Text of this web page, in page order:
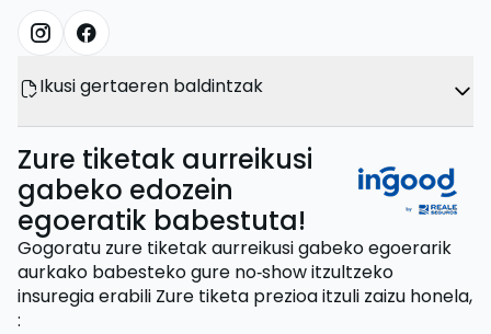
Ikusi gertaeren baldintzak
Zure tiketak aurreikusi
gabeko edozein
egoeratik babestuta!
Gogoratu zure tiketak aurreikusi gabeko egoerarik
aurkako babesteko gure no‑show itzultzeko
insuregia erabili Zure tiketa prezioa itzuli zaizu honela,
: